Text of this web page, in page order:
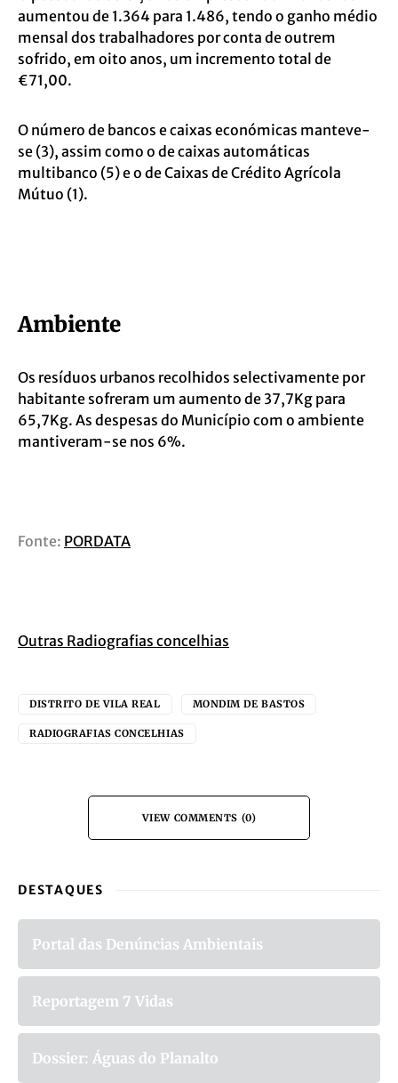
aumentou de 1.364 para 1.486, tendo o ganho médio
mensal dos trabalhadores por conta de outrem
sofrido, em oito anos, um incremento total de
€71,00.
O número de bancos e caixas económicas manteve-
se (3), assim como o de caixas automáticas
multibanco (5) e o de Caixas de Crédito Agrícola
Mútuo (1).
Ambiente
Os resíduos urbanos recolhidos selectivamente por
habitante sofreram um aumento de 37,7Kg para
65,7Kg. As despesas do Município com o ambiente
mantiveram-se nos 6%.
Fonte: PORDATA
Outras Radiografias concelhias
DISTRITO DE VILA REAL MONDIM DE BASTOS